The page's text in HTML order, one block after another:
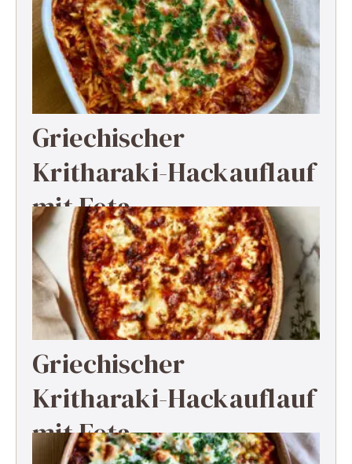
Griechischer
Kritharaki-Hackauflauf
mit Feta
Griechischer
Kritharaki-Hackauflauf
mit Feta